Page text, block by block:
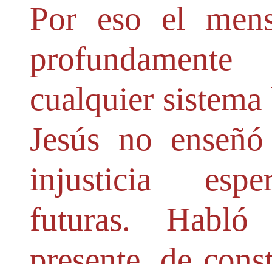
Por eso el
cualquier
Jesús no
injusticia
futuras.